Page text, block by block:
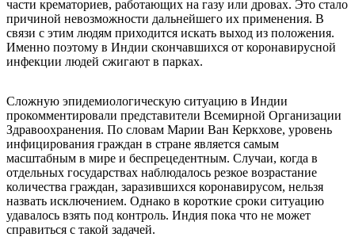
части крематориев, работающих на газу или дровах. Это стало
причиной невозможности дальнейшего их применения. В
связи с этим людям приходится искать выход из положения.
Именно поэтому в Индии скончавшихся от коронавирусной
инфекции людей сжигают в парках.
Сложную эпидемиологическую ситуацию в Индии
прокомментировали представители Всемирной Организации
Здравоохранения. По словам Марии Ван Керкхове, уровень
инфицирования граждан в стране является самым
масштабным в мире и беспрецедентным. Случаи, когда в
отдельных государствах наблюдалось резкое возрастание
количества граждан, заразившихся коронавирусом, нельзя
назвать исключением. Однако в короткие сроки ситуацию
удавалось взять под контроль. Индия пока что не может
справиться с такой задачей.